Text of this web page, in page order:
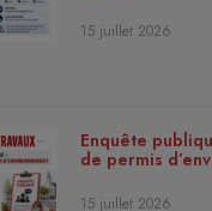
15 juillet 2026
Enquête
de permis
15 juillet 2026